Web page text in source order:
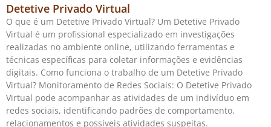
Detetive Privado Virtual
O que é um Detetive Privado Virtual? Um Detetive Privado
Virtual é um profissional especializado em investigações
realizadas no ambiente online, utilizando ferramentas e
técnicas específicas para coletar informações e evidências
digitais. Como funciona o trabalho de um Detetive Privado
Virtual? Monitoramento de Redes Sociais: O Detetive Privado
Virtual pode acompanhar as atividades de um indivíduo em
redes sociais, identificando padrões de comportamento,
relacionamentos e possíveis atividades suspeitas.